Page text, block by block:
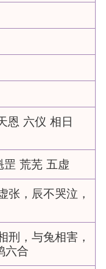
恩 六仪 相日
罡 荒芜 五虚
张，辰不哭泣，
刑，与兔相害，
六合